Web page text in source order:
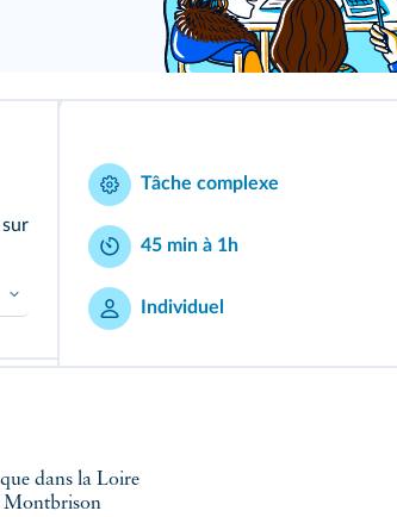
Tâche complexe
45 min à 1h
Individuel
dans la Loire
Montbrison